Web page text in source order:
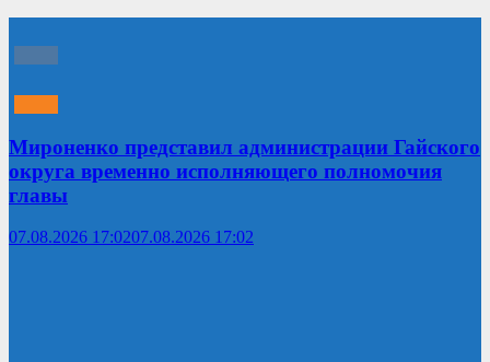
Мироненко представил администрации Гайского
округа временно исполняющего полномочия
главы
07.08.2026 17:0207.08.2026 17:02